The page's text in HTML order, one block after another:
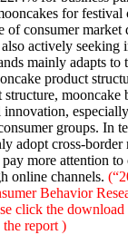
for festival
of consumer market
actively seeking
mainly adapts to
product
mooncake
groups. In
adopt cross-
more attention
online channels.
Behavior
click the
report )